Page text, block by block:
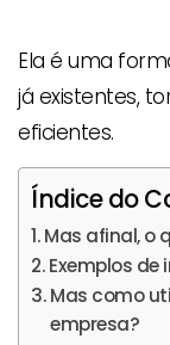
Ela é uma
já existentes,
eficientes.
Índice do
Mas afinal, o
Exemplos
Mas como
empresa?